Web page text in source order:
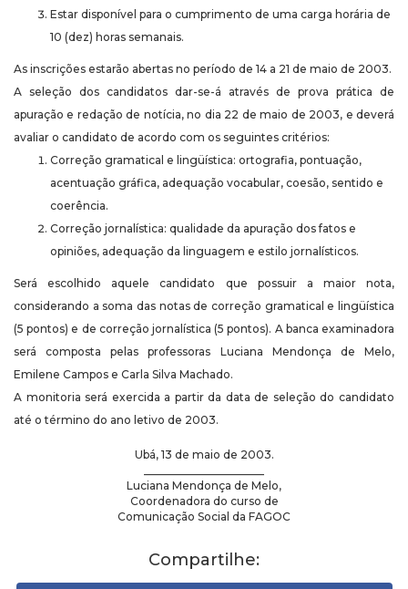
Estar disponível para o cumprimento de uma carga horária de
10 (dez) horas semanais.
As inscrições estarão abertas no período de 14 a 21 de maio de 2003.
A seleção dos candidatos dar-se-á através de prova prática de
apuração e redação de notícia, no dia 22 de maio de 2003, e deverá
avaliar o candidato de acordo com os seguintes critérios:
Correção gramatical e lingüística: ortografia, pontuação,
acentuação gráfica, adequação vocabular, coesão, sentido e
coerência.
Correção jornalística: qualidade da apuração dos fatos e
opiniões, adequação da linguagem e estilo jornalísticos.
Será escolhido aquele candidato que possuir a maior nota,
considerando a soma das notas de correção gramatical e lingüística
(5 pontos) e de correção jornalística (5 pontos). A banca examinadora
será composta pelas professoras Luciana Mendonça de Melo,
Emilene Campos e Carla Silva Machado.
A monitoria será exercida a partir da data de seleção do candidato
até o término do ano letivo de 2003.
Ubá, 13 de maio de 2003.
Luciana Mendonça de Melo,
Coordenadora do curso de
Comunicação Social da FAGOC
Compartilhe: